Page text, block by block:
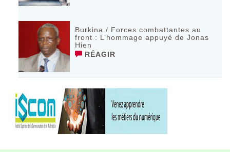
Burkina / Forces combattantes au
front : L’hommage appuyé de Jonas
Hien
RÉAGIR